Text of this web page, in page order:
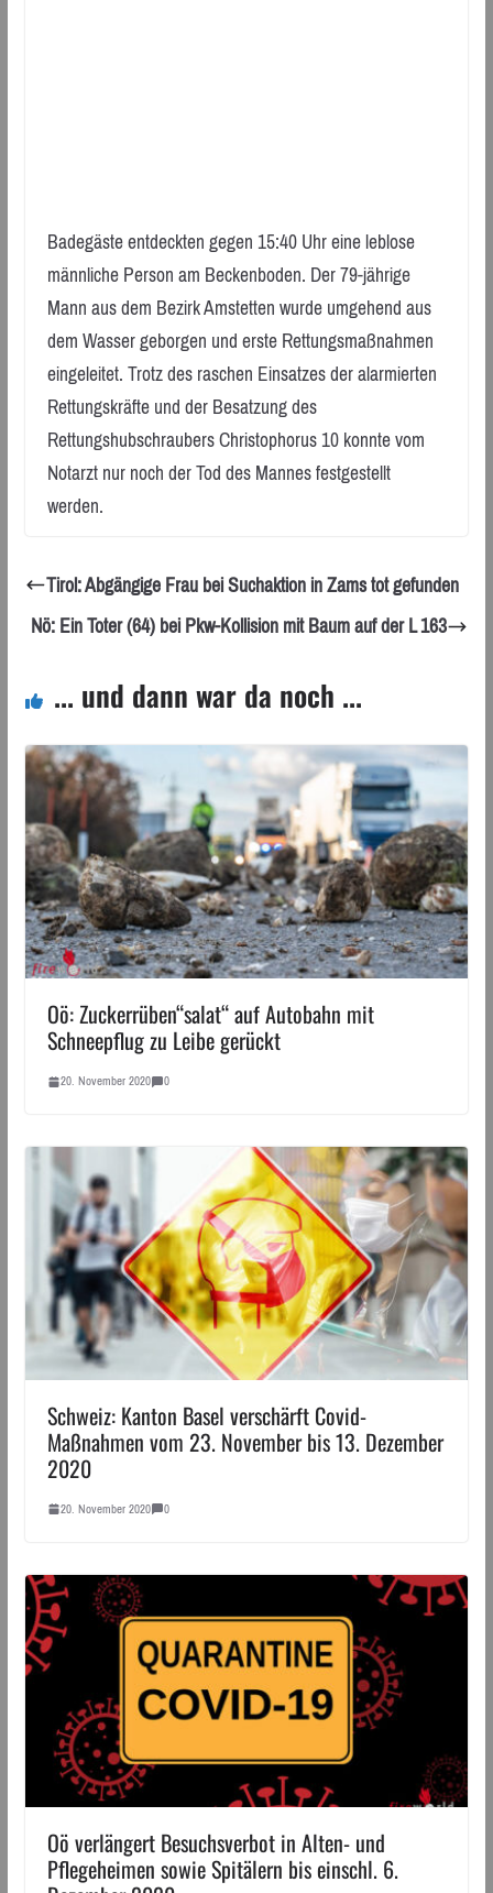
Badegäste entdeckten gegen 15:40 Uhr eine leblose
männliche Person am Beckenboden. Der 79-jährige
Mann aus dem Bezirk Amstetten wurde umgehend aus
dem Wasser geborgen und erste Rettungsmaßnahmen
eingeleitet. Trotz des raschen Einsatzes der alarmierten
Rettungskräfte und der Besatzung des
Rettungshubschraubers Christophorus 10 konnte vom
Notarzt nur noch der Tod des Mannes festgestellt
werden.
Tirol: Abgängige Frau bei Suchaktion in Zams tot gefunden
Nö: Ein Toter (64) bei Pkw-Kollision mit Baum auf der L 163
... und dann war da noch ...
Oö: Zuckerrüben“salat“ auf Autobahn mit
Schneepflug zu Leibe gerückt
20. November 2020 0
Schweiz: Kanton Basel verschärft Covid-
Maßnahmen vom 23. November bis 13. Dezember
2020
20. November 2020 0
Oö verlängert Besuchsverbot in Alten- und
Pflegeheimen sowie Spitälern bis einschl. 6.